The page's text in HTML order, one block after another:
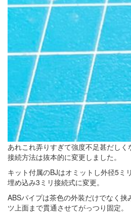
あれこれ弄りすぎて強度不足甚だし
接続方法は抜本的に変更しました。
キット付属のBJはオミットし外径5ミ
埋め込み3ミリ接続式に変更。
ABSパイプは茶色の外装だけでなく
ツ上面まで貫通させてがっつり固定。